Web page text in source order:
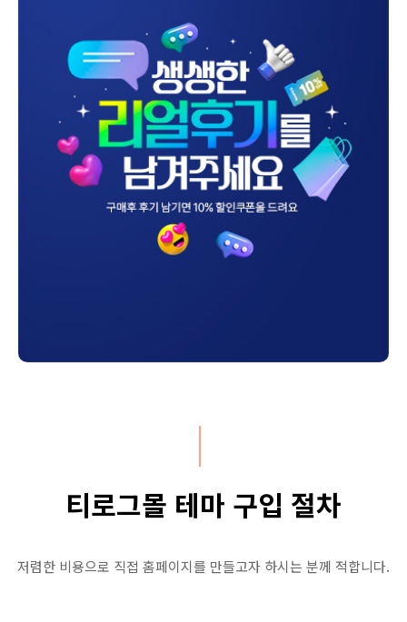
티로그몰 테마 구입 절차
저렴한 비용으로 직접 홈페이지를 만들고자 하시는 분께 적합니다.